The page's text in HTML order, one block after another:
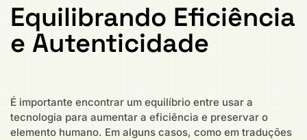
Equilibrando Eficiência
e Autenticidade
É importante encontrar um equilíbrio entre usar a
tecnologia para aumentar a eficiência e preservar o
elemento humano. Em alguns casos, como em traduções